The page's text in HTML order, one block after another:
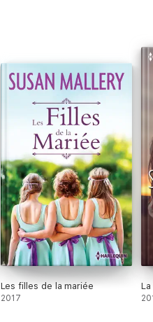
Les filles de la mariée
2017